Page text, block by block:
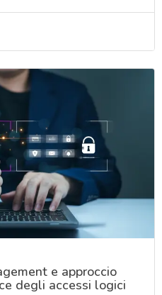
e approccio
degli accessi logici